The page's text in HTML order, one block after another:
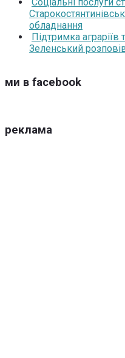
Соціальні послуги
обладнання
Підтримка
Зеленський
ми в facebook
реклама